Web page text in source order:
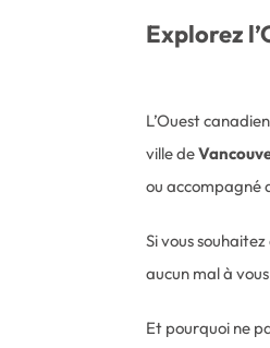
Explorez
L’Ouest
ville de
ou accompagné
Si vous
aucun mal à
Et pourquoi ne